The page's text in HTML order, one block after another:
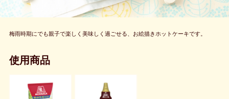
梅雨時期にでも親子で楽しく美味しく過ごせる、お絵描きホットケーキです。
使用商品